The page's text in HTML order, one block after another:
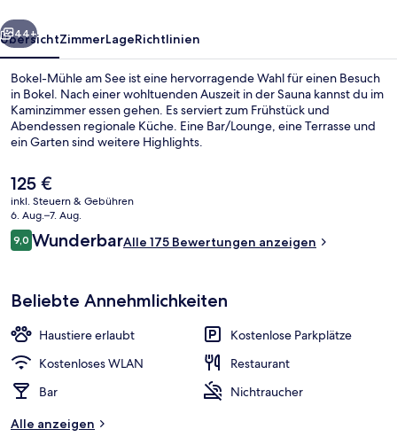
Weiter
44+
ÜbersichtZimmerLageRichtlinien
Bokel-Mühle am See ist eine hervorragende Wahl für einen Besuch
in Bokel. Nach einer wohltuenden Auszeit in der Sauna kannst du im
Kaminzimmer essen gehen. Es serviert zum Frühstück und
Abendessen regionale Küche. Eine Bar/Lounge, eine Terrasse und
ein Garten sind weitere Highlights.
Der
aktuelle
Preis
beträgt
125 €.
125 €
inkl. Steuern & Gebühren
6. Aug.–7. Aug.
Bewertungen
9,09,0 von 10.
WunderbarAlle 175 Bewertungen anzeigen
Beliebte Annehmlichkeiten
Haustiere erlaubt
Kostenlose Parkplätze
Kostenloses WLAN
Restaurant
Bar
Nichtraucher
Alle anzeigen